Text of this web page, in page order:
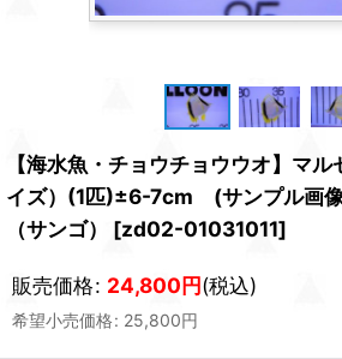
【海水魚・チョウチョウウオ】マ
イズ）(1匹)±6-7cm (サンプル画
（サンゴ）
[zd02-01031011]
販売価格: 24,800円(税込)
希望小売価格: 25,800円